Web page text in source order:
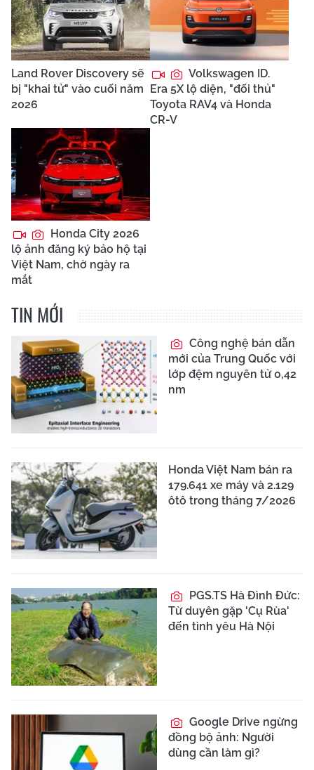
Land Rover Discovery sẽ
bị "khai tử" vào cuối năm
2026
Volkswagen ID.
Era 5X lộ diện, "đối thủ"
Toyota RAV4 và Honda
CR-V
Honda City 2026
lộ ảnh đăng ký bảo hộ tại
Việt Nam, chờ ngày ra
mắt
TIN MỚI
Công nghệ bán dẫn
mới của Trung Quốc với
lớp đệm nguyên tử 0,42
nm
Honda Việt Nam bán ra
179.641 xe máy và 2.129
ôtô trong tháng 7/2026
PGS.TS Hà Đình Đức:
Từ duyên gặp 'Cụ Rùa'
đến tình yêu Hà Nội
Google Drive ngừng
đồng bộ ảnh: Người
dùng cần làm gì?